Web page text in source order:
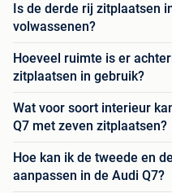
Is de derde rij zitplaatsen
volwassenen?
Hoeveel ruimte is er
zitplaatsen in gebruik?
Wat voor soort interieur
Q7 met zeven zitplaatsen?
Hoe kan ik de tweede en
aanpassen in de Audi Q7?